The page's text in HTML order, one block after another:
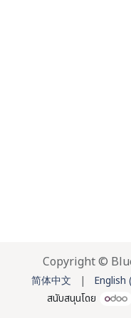
Copyright ©
简体中文 | English
สนับสนุนโดย